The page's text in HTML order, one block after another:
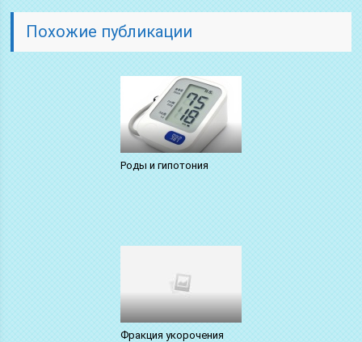
Похожие публикации
Роды и гипотония
Фракция укорочения